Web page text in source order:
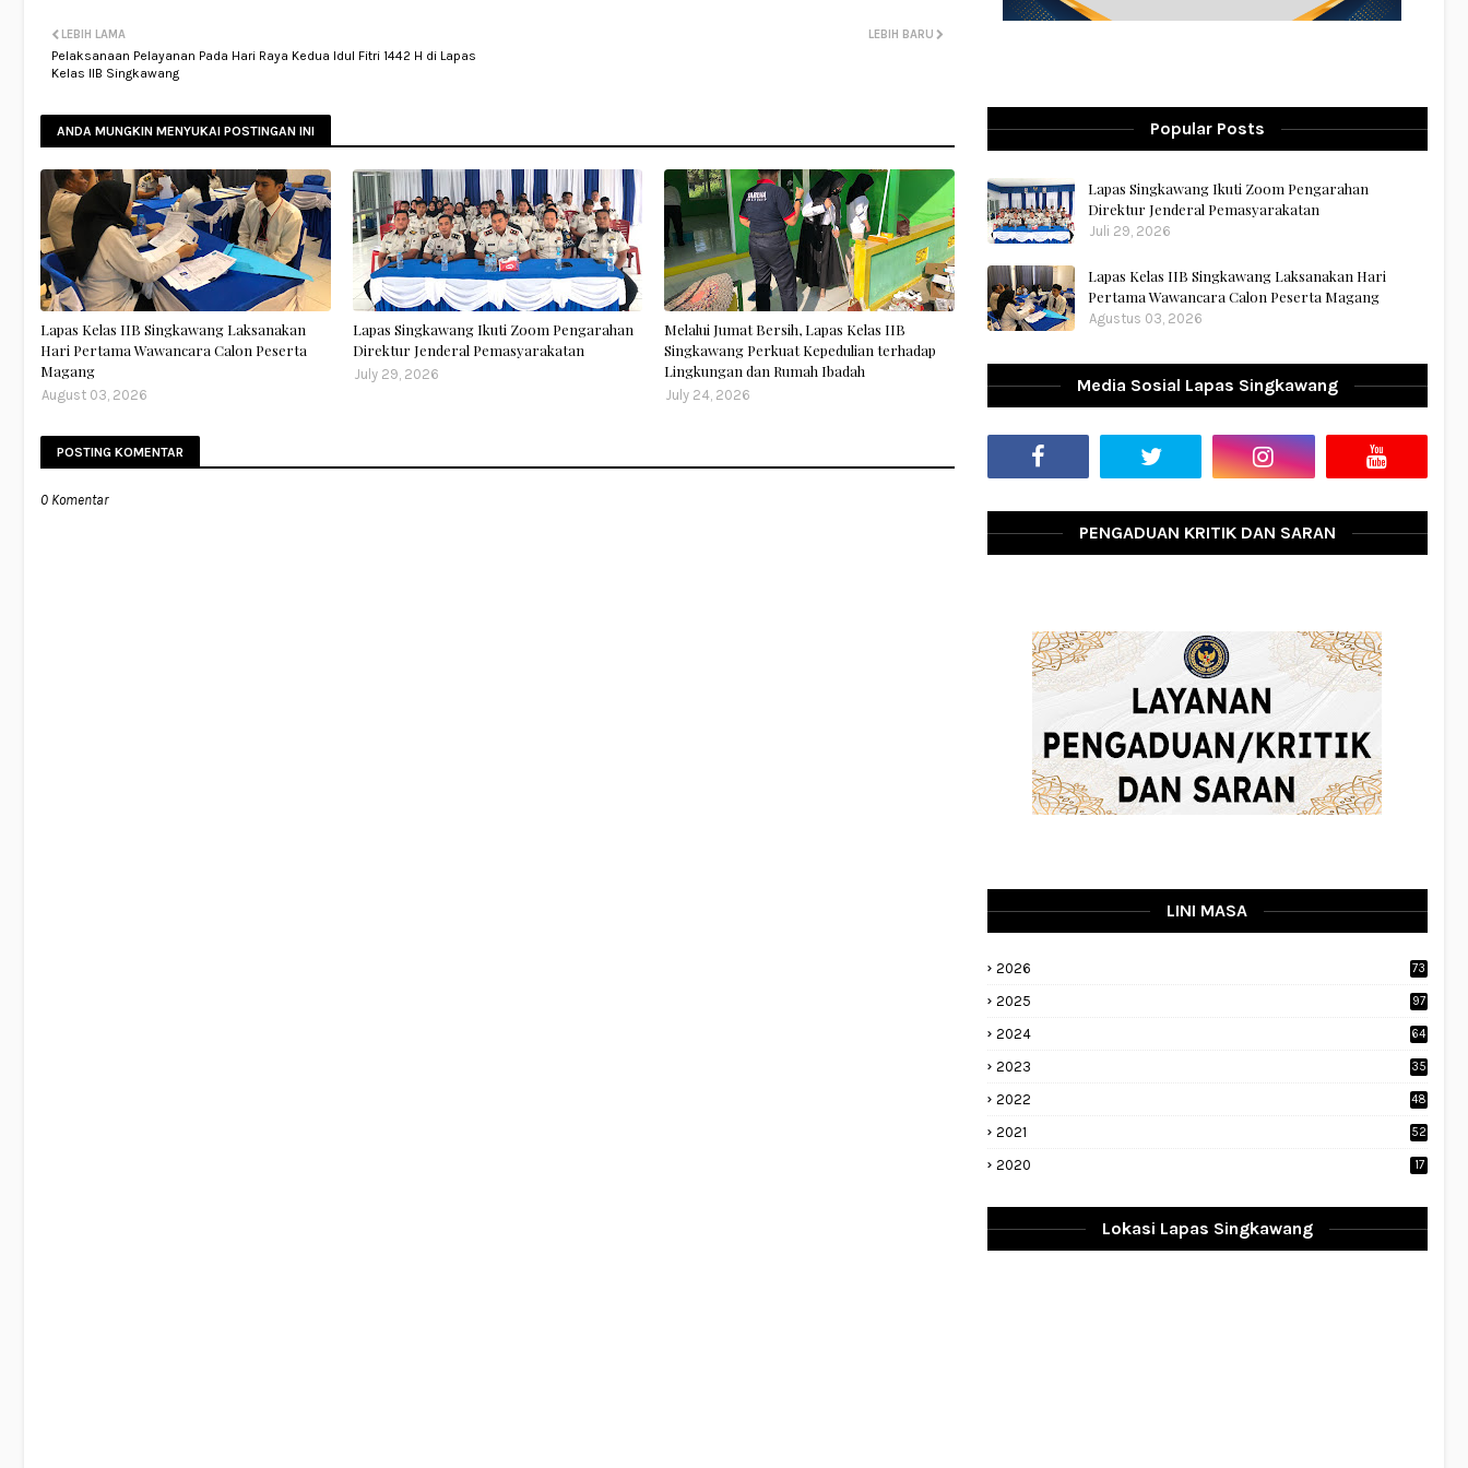
LEBIH BARU
LEBIH LAMA
Pelaksanaan Pelayanan Pada Hari Raya Kedua Idul Fitri 1442 H di Lapas
Kelas IIB Singkawang
ANDA MUNGKIN MENYUKAI POSTINGAN INI
Lapas Kelas IIB Singkawang Laksanakan
Hari Pertama Wawancara Calon Peserta
Magang
August 03, 2026
Lapas Singkawang Ikuti Zoom Pengarahan
Direktur Jenderal Pemasyarakatan
July 29, 2026
Melalui Jumat Bersih, Lapas Kelas IIB
Singkawang Perkuat Kepedulian terhadap
Lingkungan dan Rumah Ibadah
July 24, 2026
POSTING KOMENTAR
0 Komentar
Popular Posts
Lapas Singkawang Ikuti Zoom Pengarahan
Direktur Jenderal Pemasyarakatan
Juli 29, 2026
Lapas Kelas IIB Singkawang Laksanakan Hari
Pertama Wawancara Calon Peserta Magang
Agustus 03, 2026
Media Sosial Lapas Singkawang
PENGADUAN KRITIK DAN SARAN
LINI MASA
2026 73
2025 97
2024 64
2023
35
2022
48
2021 52
2020 17
Lokasi Lapas Singkawang